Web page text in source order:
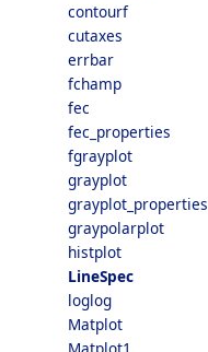
contourf
cutaxes
errbar
fchamp
fec
fec_properties
fgrayplot
grayplot
grayplot_properties
graypolarplot
histplot
LineSpec
loglog
Matplot